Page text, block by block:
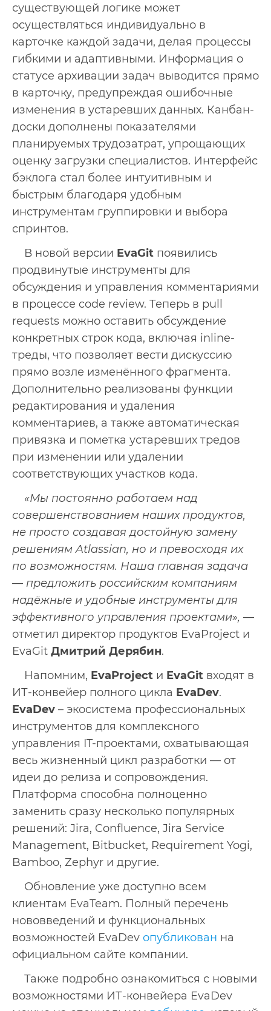
существующей логике может
осуществляться индивидуально в
карточке каждой задачи, делая процессы
гибкими и адаптивными. Информация о
статусе архивации задач выводится прямо
в карточку, предупреждая ошибочные
изменения в устаревших данных. Канбан-
доски дополнены показателями
планируемых трудозатрат, упрощающих
оценку загрузки специалистов. Интерфейс
бэклога стал более интуитивным и
быстрым благодаря удобным
инструментам группировки и выбора
спринтов.
В новой версии EvaGit появились
продвинутые инструменты для
обсуждения и управления комментариями
в процессе code review. Теперь в pull
requests можно оставить обсуждение
конкретных строк кода, включая inline-
треды, что позволяет вести дискуссию
прямо возле изменённого фрагмента.
Дополнительно реализованы функции
редактирования и удаления
комментариев, а также автоматическая
привязка и пометка устаревших тредов
при изменении или удалении
соответствующих участков кода.
«Мы постоянно работаем над
совершенствованием наших продуктов,
не просто создавая достойную замену
решениям Atlassian, но и превосходя их
по возможностям. Наша главная задача
— предложить российским компаниям
надёжные и удобные инструменты для
эффективного управления проектами», —
отметил директор продуктов EvaProject и
EvaGit Дмитрий Дерябин.
Напомним, EvaProject и EvaGit входят в
ИТ-конвейер полного цикла EvaDev.
EvaDev – экосистема профессиональных
инструментов для комплексного
управления IT-проектами, охватывающая
весь жизненный цикл разработки — от
идеи до релиза и сопровождения.
Платформа способна полноценно
заменить сразу несколько популярных
решений: Jira, Confluence, Jira Service
Management, Bitbucket, Requirement Yogi,
Bamboo, Zephyr и другие.
Обновление уже доступно всем
клиентам EvaTeam. Полный перечень
нововведений и функциональных
возможностей EvaDev опубликован на
официальном сайте компании.
Также подробно ознакомиться с новыми
возможностями ИТ-конвейера EvaDev